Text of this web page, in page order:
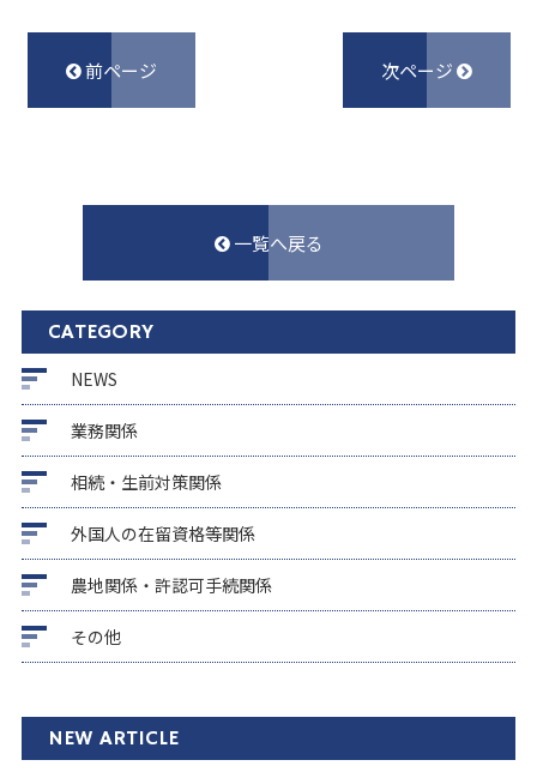
前ページ 次ページ
一覧へ戻る
CATEGORY
NEWS
業務関係
相続・生前対策関係
外国人の在留資格等関係
農地関係・許認可手続関係
その他
NEW ARTICLE